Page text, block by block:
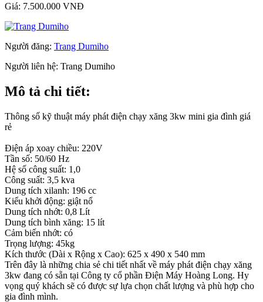
Giá: 7.500.000 VNĐ
Người đăng: Trang Dumiho
Người liên hệ: Trang Dumiho
Mô tả chi tiết:
Thông số kỹ thuật máy phát điện chạy xăng 3kw mini gia đình giá
rẻ
Điện áp xoay chiều: 220V
Tần số: 50/60 Hz
Hệ số công suất: 1,0
Công suất: 3,5 kva
Dung tích xilanh: 196 cc
Kiểu khởi động: giật nổ
Dung tích nhớt: 0,8 Lít
Dung tích bình xăng: 15 lít
Cảm biến nhớt: có
Trọng lượng: 45kg
Kích thước (Dài x Rộng x Cao): 625 x 490 x 540 mm
Trên đây là những chia sẻ chi tiết nhất về máy phát điện chạy xăng
3kw đang có sẵn tại Công ty cổ phần Điện Máy Hoàng Long. Hy
vọng quý khách sẽ có được sự lựa chọn chất lượng và phù hợp cho
gia đình mình.